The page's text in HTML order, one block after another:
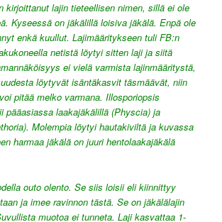
kirjoittanut lajin tieteellisen nimen, sillä ei ole
Kyseessä on jäkälillä loisiva jäkälä. Enpä ole
enkä kuullut. Lajimääritykseen tuli FB:n
netistä löytyi sitten laji ja siitä
ei vielä varmista lajinmääritystä,
löytyvät isäntäkasvit täsmäävät, niin
pitää melko varmana. Illosporiopsis
pääasiassa laakajäkälillä (Physcia) ja
Molempia löytyi hautakiviltä ja kuvassa
harmaa jäkälä on juuri hentolaakajäkälä
outo olento. Se siis loisii eli kiinnittyy
ja imee ravinnon tästä. Se on jäkälälajin
muotoa ei tunneta. Laji kasvattaa 1-